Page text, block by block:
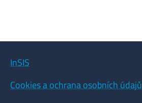
InSIS
Cookies a ochrana osobních údajů